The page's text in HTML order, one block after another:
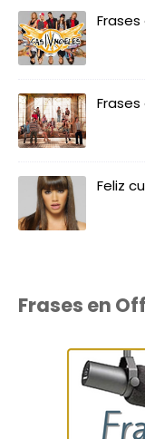
Feliz
Frases en Off